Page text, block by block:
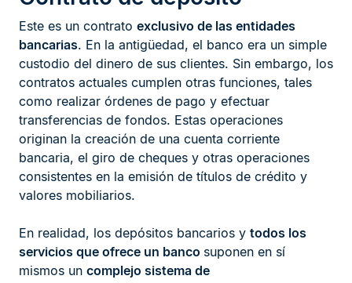
Este es un contrato exclusivo de las entidades
bancarias. En la antigüedad, el banco era un simple
custodio del dinero de sus clientes. Sin embargo, los
contratos actuales cumplen otras funciones, tales
como realizar órdenes de pago y efectuar
transferencias de fondos. Estas operaciones
originan la creación de una cuenta corriente
bancaria, el giro de cheques y otras operaciones
consistentes en la emisión de títulos de crédito y
valores mobiliarios.
En realidad, los depósitos bancarios y todos los
servicios que ofrece un banco suponen en sí
mismos un complejo sistema de